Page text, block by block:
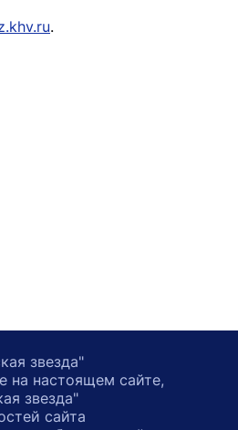
.
звезда"
на настоящем сайте,
звезда"
сайта